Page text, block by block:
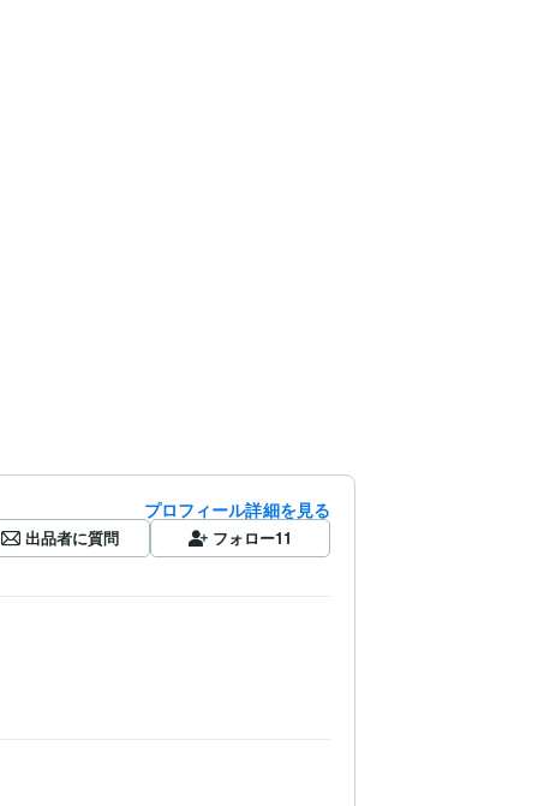
プロフィール詳細を見る
出品者に質問 フォロー11